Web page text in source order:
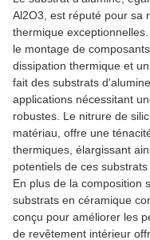
Al2O3, est réputé pour sa
thermique
le montage de
dissipation thermique et
fait des substrats
applications nécessitant
robustes. Le nitrure de
matériau, offre une
thermiques, élargissant
potentiels de ces substrats
En plus de la composition
substrats en céramique
conçu pour améliorer les
de revêtement intérieur